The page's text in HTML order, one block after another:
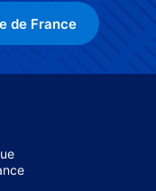
de France